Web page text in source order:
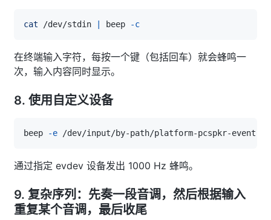
cat /dev/stdin beep -c
在终端输入字符，每按一个键（包括回车）就会蜂鸣一
次，输入内容同时显示。
8. 使用自定义设备
beep -e /dev/input/by-path/platform-pcspkr-event-
通过指定 evdev 设备发出 1000 Hz 蜂鸣。
9. 复杂序列：先奏一段音调，然后根据输入
重复某个音调，最后收尾